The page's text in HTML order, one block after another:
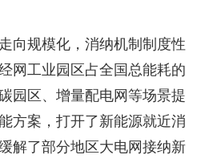
向规模化，消纳机制制度性
网工业园区占全国总能耗的
园区、增量配电网等场景提
方案，打开了新能源就近消
解了部分地区大电网接纳新